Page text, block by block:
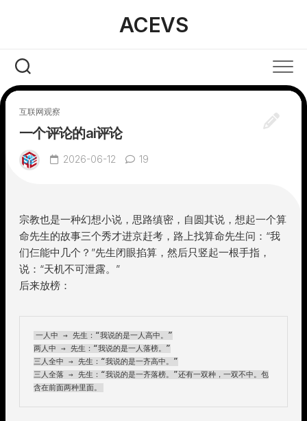
ACEVS
互联网观察
一个评论的ai评论
2026-06-12 19
宗教也是一种幻想小说，思路缜密，自圆其说，想起一个算
命先生的故事三个秀才进京赶考，路上找算命先生问：“我
们仨能中几个？”先生闭眼掐算，然后只竖起一根手指，
说：“天机不可泄露。”
后来放榜：
一人中 → 先生：“我说的是一人高中。”
两人中 → 先生：“我说的是一人落榜。”
三人全中 → 先生：“我说的是一齐高中。”
三人全落 → 先生：“我说的是一齐落榜。”还有一双种，一双不中。包
含在前面两种里面。